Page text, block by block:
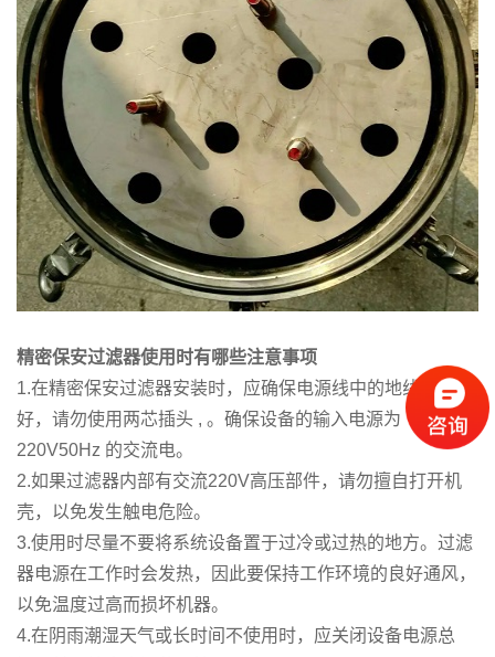
精密保安过滤器使用时有哪些注意事项
1.在精密保安过滤器安装时，应确保电源线中的地线接地良
好，请勿使用两芯插头 , 。确保设备的输入电源为
220V50Hz 的交流电。
2.如果过滤器内部有交流220V高压部件，请勿擅自打开机
壳，以免发生触电危险。
3.使用时尽量不要将系统设备置于过冷或过热的地方。过滤
器电源在工作时会发热，因此要保持工作环境的良好通风，
以免温度过高而损坏机器。
4.在阴雨潮湿天气或长时间不使用时，应关闭设备电源总